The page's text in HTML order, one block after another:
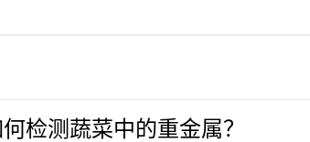
检测蔬菜中的重金属？